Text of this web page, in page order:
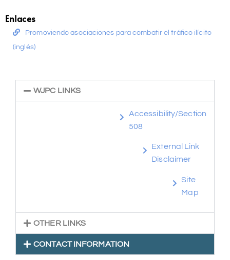
Enlaces
Promoviendo asociaciones para combatir el tráfico ilícito
(inglés)
WJPC LINKS
Accessibility/Section
508
External Link
Disclaimer
Site
Map
OTHER LINKS
CONTACT INFORMATION